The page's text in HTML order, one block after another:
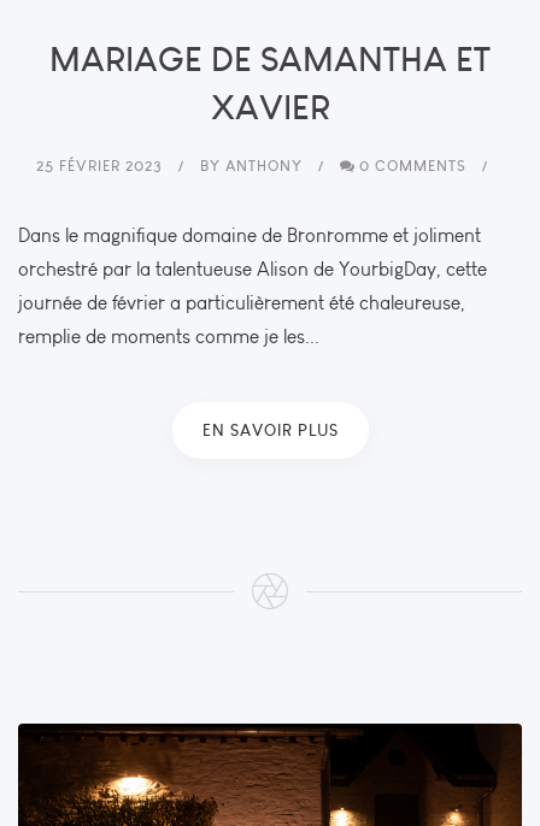
MARIAGE DE SAMANTHA ET
XAVIER
25 FÉVRIER 2023 BY ANTHONY 0 COMMENTS
Dans le magnifique domaine de Bronromme et joliment
orchestré par la talentueuse Alison de YourbigDay, cette
journée de février a particulièrement été chaleureuse,
remplie de moments comme je les...
EN SAVOIR PLUS